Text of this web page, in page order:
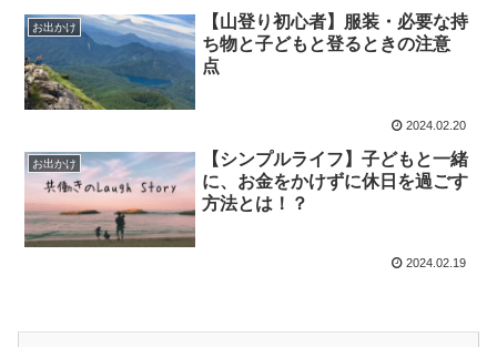
お出かけ
【山登り初心者】服装・必要な持
ち物と子どもと登るときの注意
点
2024.02.20
お出かけ
【シンプルライフ】子どもと一緒
に、お金をかけずに休日を過ごす
方法とは！？
2024.02.19